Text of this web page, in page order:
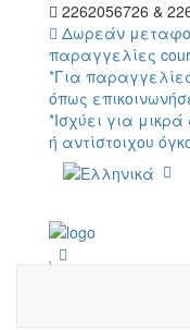
2262056726 &
Δωρεάν
παραγγελίες
*Για
όπως
*Ισχύει για
ή αντίστοιχου
wish
cart